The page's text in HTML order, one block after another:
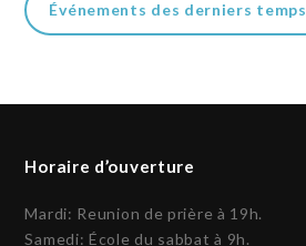
Événements des derniers temps
Horaire d’ouverture
Mardi: Reunion de prière à 19h.
Samedi: École du sabbat à 9h.